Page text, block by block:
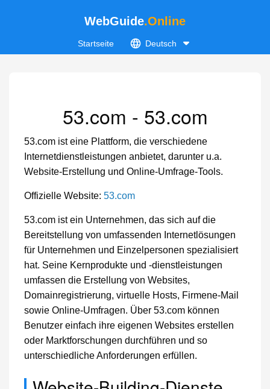
WebGuide.Online
Startseite Deutsch
53.com - 53.com
53.com ist eine Plattform, die verschiedene
Internetdienstleistungen anbietet, darunter u.a.
Website-Erstellung und Online-Umfrage-Tools.
Offizielle Website: 53.com
53.com ist ein Unternehmen, das sich auf die
Bereitstellung von umfassenden Internetlösungen
für Unternehmen und Einzelpersonen spezialisiert
hat. Seine Kernprodukte und -dienstleistungen
umfassen die Erstellung von Websites,
Domainregistrierung, virtuelle Hosts, Firmene-Mail
sowie Online-Umfragen. Über 53.com können
Benutzer einfach ihre eigenen Websites erstellen
oder Marktforschungen durchführen und so
unterschiedliche Anforderungen erfüllen.